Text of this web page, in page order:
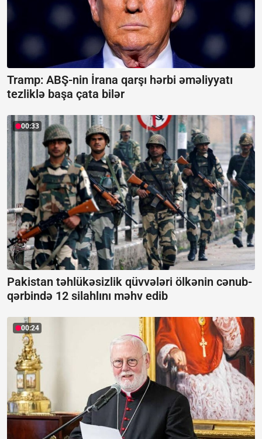
Tramp: ABŞ-nin İrana qarşı hərbi əməliyyatı
tezliklə başa çata bilər
00:33
Pakistan təhlükəsizlik qüvvələri ölkənin cənub-
qərbində 12 silahlını məhv edib
00:24